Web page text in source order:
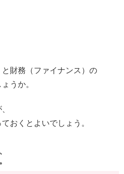
財務（ファイナンス）の
うか。
おくとよいでしょう。